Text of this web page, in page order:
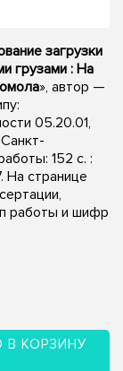
загрузки
грузами : На
», автор —
05.20.01,
152 с. :
На странице
работы и шифр
В КОРЗИНУ